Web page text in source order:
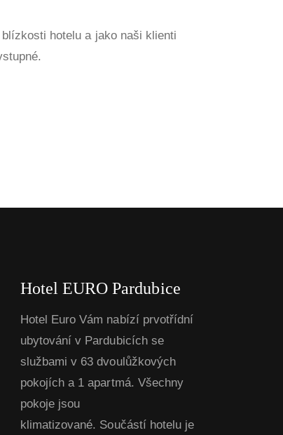
hotelu a jako naši klienti
Hotel EURO Pardubice
Hotel Euro Vám nabízí prvotřídní
ubytování v Pardubicích se
službami v 63 dvoulůžkových
pokojích a 1 apartmá. Všechny
pokoje jsou
klimatizované. Součástí hotelu je